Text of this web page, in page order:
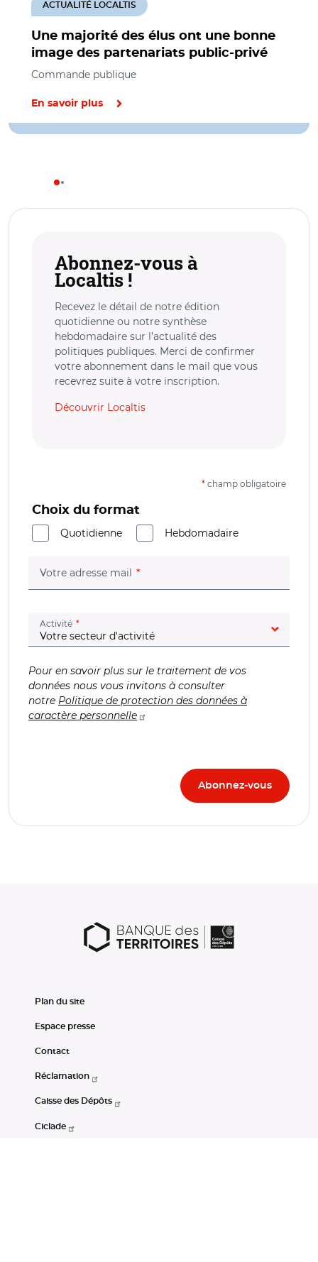
Une majorité des élus ont une bonne
image des partenariats public-privé
ACTUALITÉ LOCALTIS
Commande publique
En savoir plus
Abonnez-vous à
Localtis !
Recevez le détail de notre édition
quotidienne ou notre synthèse
hebdomadaire sur l’actualité des
politiques publiques. Merci de confirmer
votre abonnement dans le mail que vous
recevrez suite à votre inscription.
Découvrir Localtis
* champ obligatoire
Choix du format
Quotidienne
Hebdomadaire
Votre adresse mail (champ obligatoire)
Activité (champ obligatoire)
Pour en savoir plus sur le traitement de vos
données nous vous invitons à consulter
notre Politique de protection des données à
caractère personnelle
Plan du site
Espace presse
Contact
Réclamation
Caisse des Dépôts
Ciclade